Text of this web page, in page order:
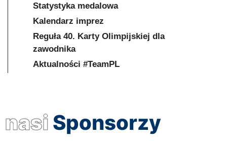
Statystyka medalowa
Kalendarz imprez
Reguła 40. Karty Olimpijskiej dla
zawodnika
Aktualności #TeamPL
nasi Sponsorzy